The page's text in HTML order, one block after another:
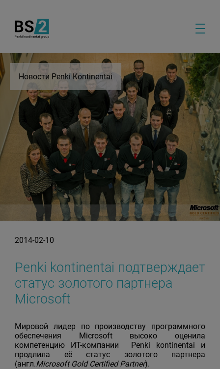
Новости Penki Kontinentai
2014-02-10
Penki kontinentai подтверждает
статус золотого партнера
Microsoft
Мировой лидер по производству программного
обеспечения Microsoft высоко оценила
компетенцию ИТ-компании Penki kontinentai и
продлила её статус золотого партнера
(англ.Microsoft Gold Certified Partner).